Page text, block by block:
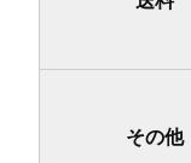
その他